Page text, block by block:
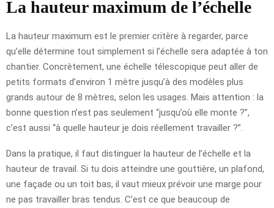
La hauteur maximum de l’échelle
La hauteur maximum est le premier critère à regarder, parce
qu’elle détermine tout simplement si l’échelle sera adaptée à ton
chantier. Concrètement, une échelle télescopique peut aller de
petits formats d’environ 1 mètre jusqu’à des modèles plus
grands autour de 8 mètres, selon les usages. Mais attention : la
bonne question n’est pas seulement “jusqu’où elle monte ?”,
c’est aussi “à quelle hauteur je dois réellement travailler ?”.
Dans la pratique, il faut distinguer la hauteur de l’échelle et la
hauteur de travail. Si tu dois atteindre une gouttière, un plafond,
une façade ou un toit bas, il vaut mieux prévoir une marge pour
ne pas travailler bras tendus. C’est ce que beaucoup de